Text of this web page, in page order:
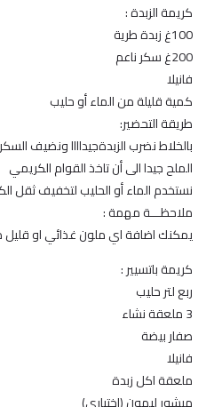
كريمة الزبدة :
100غ زبدة طرية
200غ سكر ناعم
فانيلا
كمية قليلة من الماء أو حليب
طريقة التحضير:
بالخلاط نضرب الزبدةجيداااا ونضيف
الملح جيدا الى أن تاخذ القوام الكريمي
نستخدم الماء أو الحليب لتخفيف ثقل
ملاحظـــة مهمة :
يمكنك اضافة اي ملون غذائي او قليل
كريمة باتسيير :
ربع لتر حليب
3 ملعقة نشاء
صفار بيضة
فانيلا
ملعقة اكل زبدة